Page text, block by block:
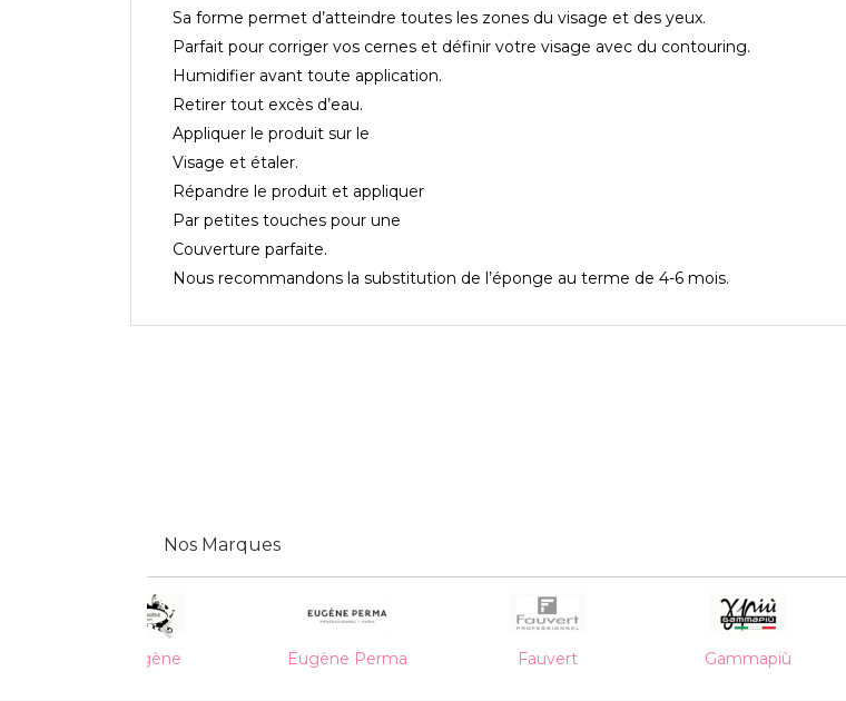
Sa forme permet d’atteindre toutes les zones du visage et des yeux.
Parfait pour corriger vos cernes et définir votre visage avec du contouring.
Humidifier avant toute application.
Retirer tout excès d’eau.
Appliquer le produit sur le
Visage et étaler.
Répandre le produit et appliquer
Par petites touches pour une
Couverture parfaite.
Nous recommandons la substitution de l’éponge au terme de 4-6 mois.
Nos Marques

Diogène Eugène Perma Fauvert Gammapiù